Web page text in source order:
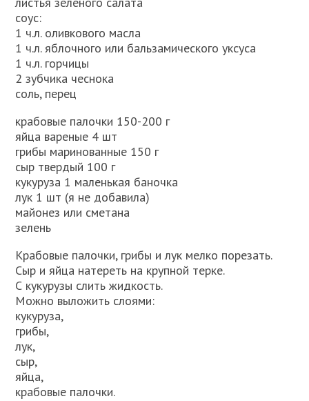
соус:
1 ч.л. оливкового масла
1 ч.л. яблочного или бальзамического уксуса
1 ч.л. горчицы
2 зубчика чеснока
соль, перец
крабовые палочки 150-200 г
яйца вареные 4 шт
грибы маринованные 150 г
сыр твердый 100 г
кукуруза 1 маленькая баночка
лук 1 шт (я не добавила)
майонез или сметана
зелень
Крабовые палочки, грибы и лук мелко порезать.
Сыр и яйца натереть на крупной терке.
С кукурузы слить жидкость.
Можно выложить слоями:
кукуруза,
грибы,
лук,
сыр,
яйца,
крабовые палочки.